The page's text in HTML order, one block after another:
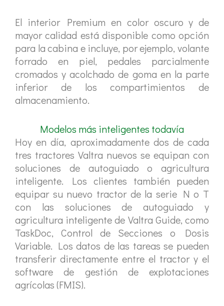
El interior Premium en color oscuro y de
mayor calidad está disponible como opción
para la cabina e incluye, por ejemplo, volante
forrado en piel, pedales parcialmente
cromados y acolchado de goma en la parte
inferior de los compartimientos de
almacenamiento.
Modelos más inteligentes todavía
Hoy en día, aproximadamente dos de cada
tres tractores Valtra nuevos se equipan con
soluciones de autoguiado o agricultura
inteligente. Los clientes también pueden
equipar su nuevo tractor de la serie N o T
con las soluciones de autoguiado y
agricultura inteligente de Valtra Guide, como
TaskDoc, Control de Secciones o Dosis
Variable. Los datos de las tareas se pueden
transferir directamente entre el tractor y el
software de gestión de explotaciones
agrícolas (FMIS).